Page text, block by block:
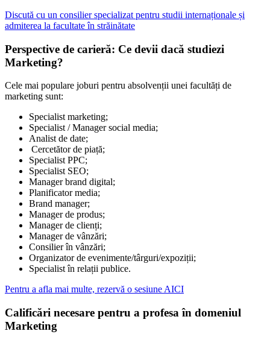
Discută cu un consilier specializat pentru studii internaționale și
admiterea la facultate în străinătate
Perspective de carieră: Ce devii dacă studiezi
Marketing?
Cele mai populare joburi pentru absolvenții unei facultăți de
marketing sunt:
Specialist marketing;
Specialist / Manager social media;
Analist de date;
Cercetător de piață;
Specialist PPC;
Specialist SEO;
Manager brand digital;
Planificator media;
Brand manager;
Manager de produs;
Manager de clienți;
Manager de vânzări;
Consilier în vânzări;
Organizator de evenimente/târguri/expoziții;
Specialist în relații publice.
Pentru a afla mai multe, rezervă o sesiune AICI
Calificări necesare pentru a profesa în domeniul
Marketing